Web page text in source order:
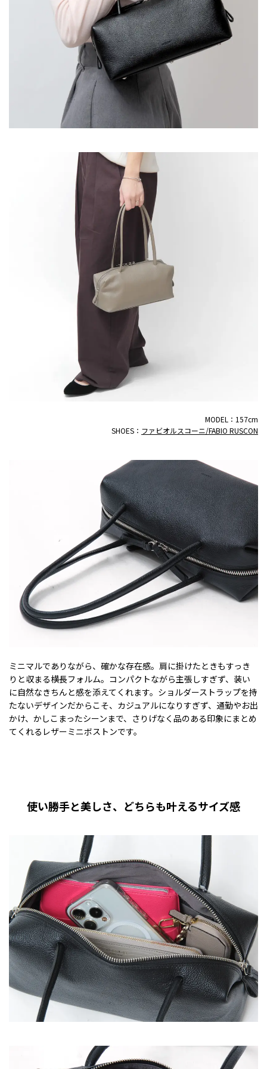
MODEL：157cm
SHOES： ファビオルスコーニ/FABIO RUSCON
ミニマルでありながら、確かな存在感。肩に掛けたときもすっき
りと収まる横長フォルム。コンパクトながら主張しすぎず、装い
に自然なきちんと感を添えてくれます。ショルダーストラップを持
たないデザインだからこそ、カジュアルになりすぎず、通勤やお出
かけ、かしこまったシーンまで、さりげなく品のある印象にまとめ
てくれるレザーミニボストンです。
使い勝手と美しさ、どちらも叶えるサイズ感